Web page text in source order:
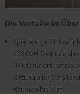
Die Vorteile im
Spielfertige 5.1-
X2800H DAB und
(Mk4) für eine
Ortung aller
Räumen bis 35 m²